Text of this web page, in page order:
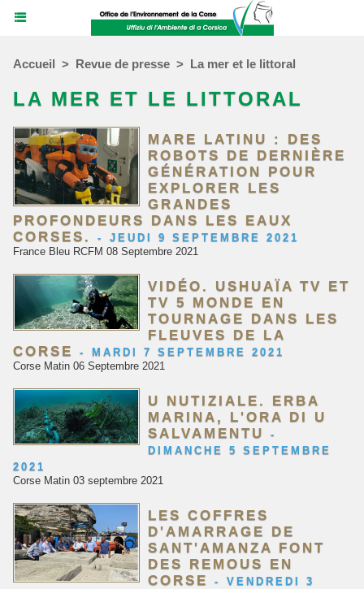
Accueil > Revue de presse > La mer et le littoral
LA MER ET LE LITTORAL
MARE LATINU : DES
ROBOTS DE DERNIÈRE
GÉNÉRATION POUR
EXPLORER LES
GRANDES
PROFONDEURS DANS LES EAUX
CORSES.
-
JEUDI 9 SEPTEMBRE 2021
France Bleu RCFM 08 Septembre 2021
VIDÉO. USHUAÏA TV ET
TV 5 MONDE EN
TOURNAGE DANS LES
FLEUVES DE LA
CORSE
-
MARDI 7 SEPTEMBRE 2021
Corse Matin 06 Septembre 2021
U NUTIZIALE. ERBA
MARINA, L'ORA DI U
SALVAMENTU
-
DIMANCHE 5 SEPTEMBRE
2021
Corse Matin 03 septembre 2021
LES COFFRES
D'AMARRAGE DE
SANT'AMANZA FONT
DES REMOUS EN
CORSE
-
VENDREDI 3